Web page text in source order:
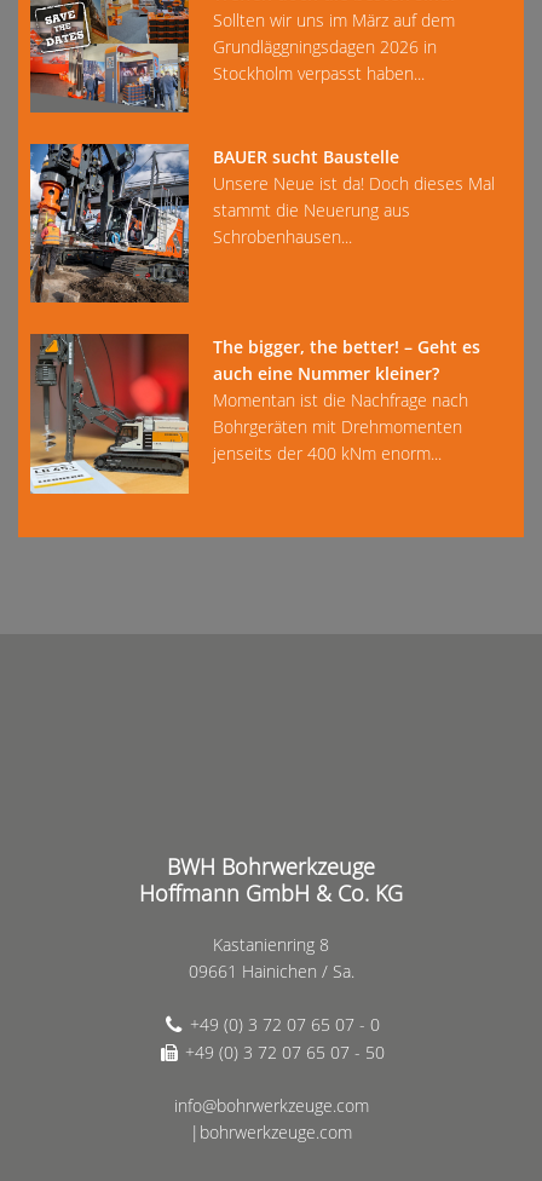
Sollten wir uns im März auf dem
Grundläggningsdagen 2026 in
Stockholm verpasst haben...
BAUER sucht Baustelle
Unsere Neue ist da! Doch dieses Mal
stammt die Neuerung aus
Schrobenhausen...
The bigger, the better! – Geht es
auch eine Nummer kleiner?
Momentan ist die Nachfrage nach
Bohrgeräten mit Drehmomenten
jenseits der 400 kNm enorm...
BWH Bohrwerkzeuge
Hoffmann GmbH & Co. KG
Kastanienring 8
09661 Hainichen / Sa.
+49 (0) 3 72 07 65 07 - 0
+49 (0) 3 72 07 65 07 - 50
info@bohrwerkzeuge.com
|bohrwerkzeuge.com